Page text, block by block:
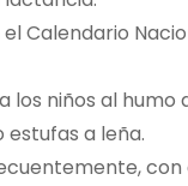
Calendario
los niños al humo
estufas a leña.
con